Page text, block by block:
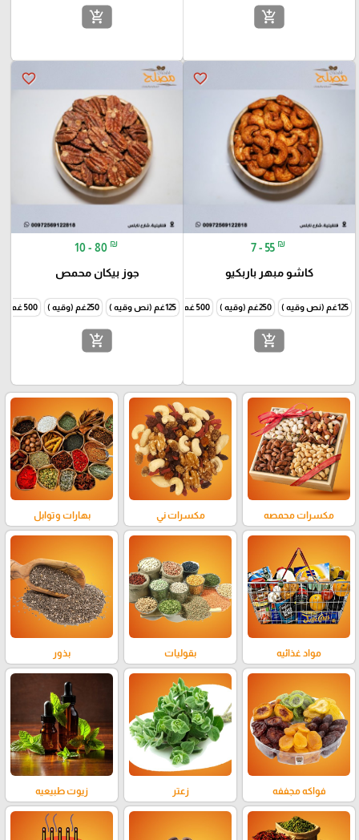
add_shopping_cart
add_shopping_cart
favorite_border
7 - 55 ₪
كاشو مبهر باربكيو
125غم (نص وقيه ) 250غم (وقيه ) 500 غم ( نص كيلو ) 1000غم (كيلو )
add_shopping_cart
favorite_border
10 - 80 ₪
جوز بيكان محمص
125غم (نص وقيه ) 250غم (وقيه ) 500 غم ( نص كيلو )
add_shopping_cart
مكسرات محمصه مكسرات ني بهارات وتوابل
مواد غذائيه بقوليات بذور
فواكه مجففه زعتر زيوت طبيعيه